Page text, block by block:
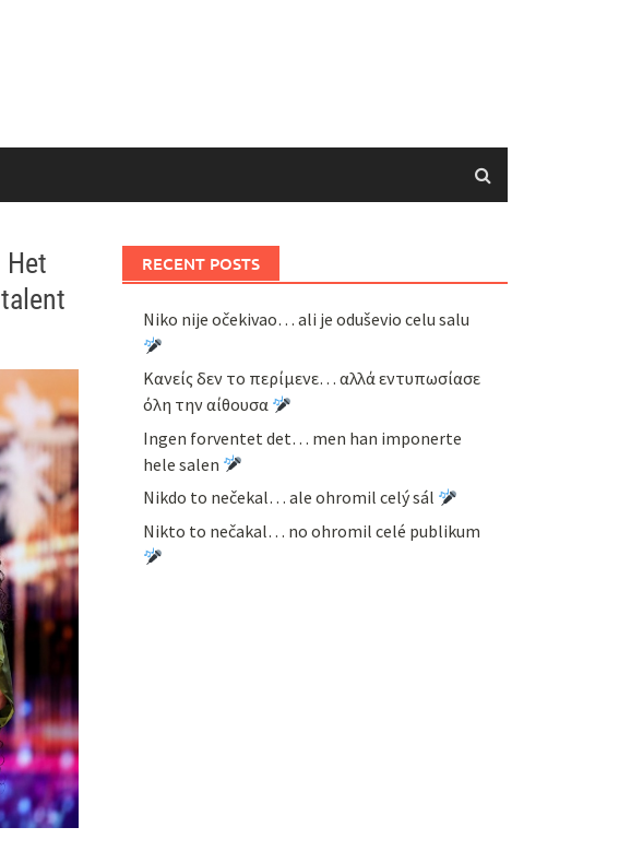
Het
RECENT POSTS
Niko nije očekivao… ali je oduševio celu salu
Κανείς δεν το περίμενε… αλλά εντυπωσίασε
όλη την αίθουσα
Ingen forventet det… men han imponerte
hele salen
Nikdo to nečekal… ale ohromil celý sál
Nikto to nečakal… no ohromil celé publikum